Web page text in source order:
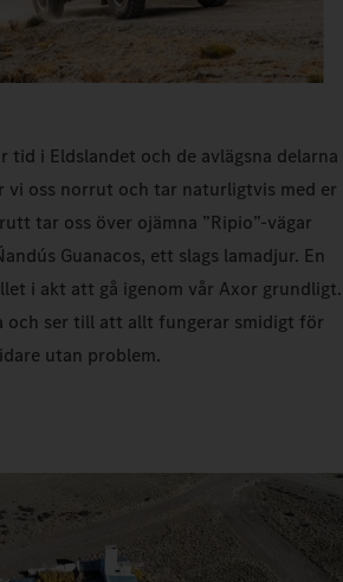
tid i Eldslandet och de avlägsna delarna
vi oss norrut och tar naturligtvis med er
tar oss över ojämna ”Ripio”-vägar
Guanacos, ett slags lamadjur. En
i akt att gå igenom vår Axor grundligt.
och ser till att allt fungerar smidigt för
utan problem.